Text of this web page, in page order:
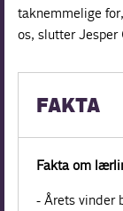
taknemmelige
os, slutter Jesper
FAKTA
Fakta om
- Årets vinder